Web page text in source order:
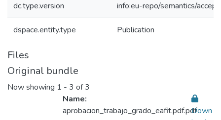
dc.type.version info:eu-repo/semantics/
dspace.entity.type Publication
Files
Original bundle
Now showing 1 - 3 of 3
Name:
aprobacion_trabajo_grado_eafit.pdf.pdfDown